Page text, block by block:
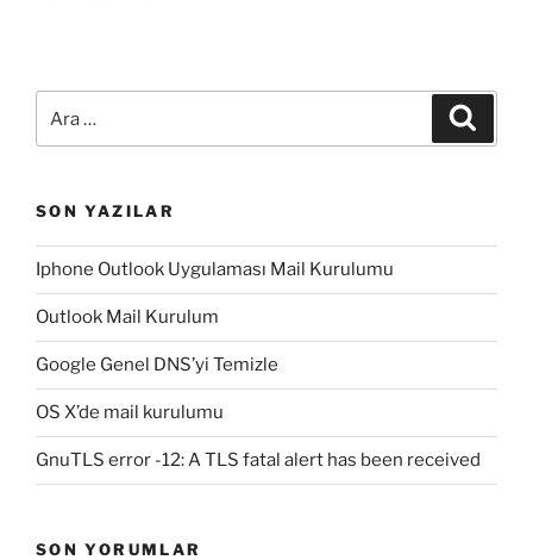
SON YAZILAR
Iphone Outlook Uygulaması Mail Kurulumu
Outlook Mail Kurulum
Google Genel DNS’yi Temizle
OS X’de mail kurulumu
GnuTLS error -12: A TLS fatal alert has been received
SON YORUMLAR